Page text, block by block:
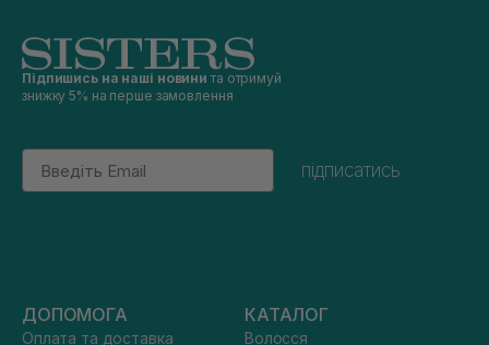
Підпишись на наші новини та отримуй
знижку 5% на перше замовлення
Email
підписатись
ДОПОМОГА
Оплата та доставка
КАТАЛОГ
Волосся